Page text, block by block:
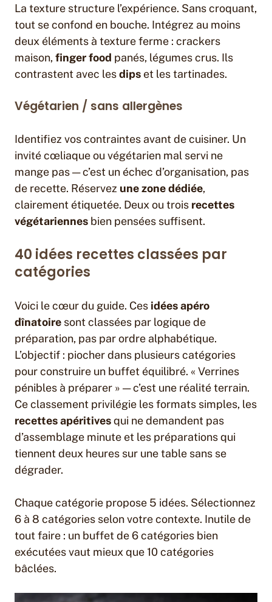
La texture structure l’expérience. Sans croquant,
tout se confond en bouche. Intégrez au moins
deux éléments à texture ferme : crackers
maison, finger food panés, légumes crus. Ils
contrastent avec lesdips et les tartinades.
Végétarien / sans allergènes
Identifiez vos contraintes avant de cuisiner. Un
invité cœliaque ou végétarien mal servi ne
mange pas — c’est un échec d’organisation, pas
de recette. Réservez une zone dédiée,
clairement étiquetée. Deux ou trois recettes
végétariennes bien pensées suffisent.
40 idées recettes classées par
catégories
Voici le cœur du guide. Ces idées apéro
dînatoire sont classées par logique de
préparation, pas par ordre alphabétique.
L’objectif : piocher dans plusieurs catégories
pour construire un buffet équilibré. « Verrines
pénibles à préparer » — c’est une réalité terrain.
Ce classement privilégie les formats simples, les
recettes apéritivesqui ne demandent pas
d’assemblage minute et les préparations qui
tiennent deux heures sur une table sans se
dégrader.
Chaque catégorie propose 5 idées. Sélectionnez
6 à 8 catégories selon votre contexte. Inutile de
tout faire : un buffet de 6 catégories bien
exécutées vaut mieux que 10 catégories
bâclées.